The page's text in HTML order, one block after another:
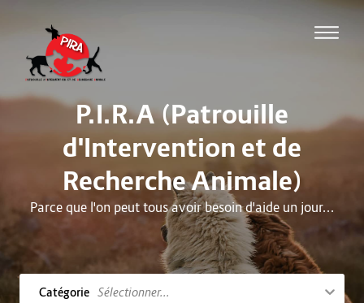
P.I.R.A (Patrouille
d'Intervention et de
Recherche Animale)
Parce que l'on peut tous avoir besoin d'aide un jour...
Catégorie